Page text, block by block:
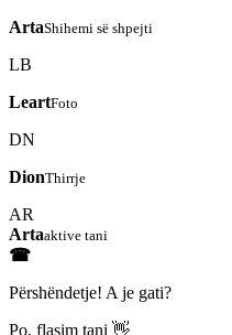
ArtaShihemi së shpejti
LB
LeartFoto
DN
DionThirrje
AR
Artaaktive tani
☎
Përshëndetje! A je gati?
Po, flasim tani 👋